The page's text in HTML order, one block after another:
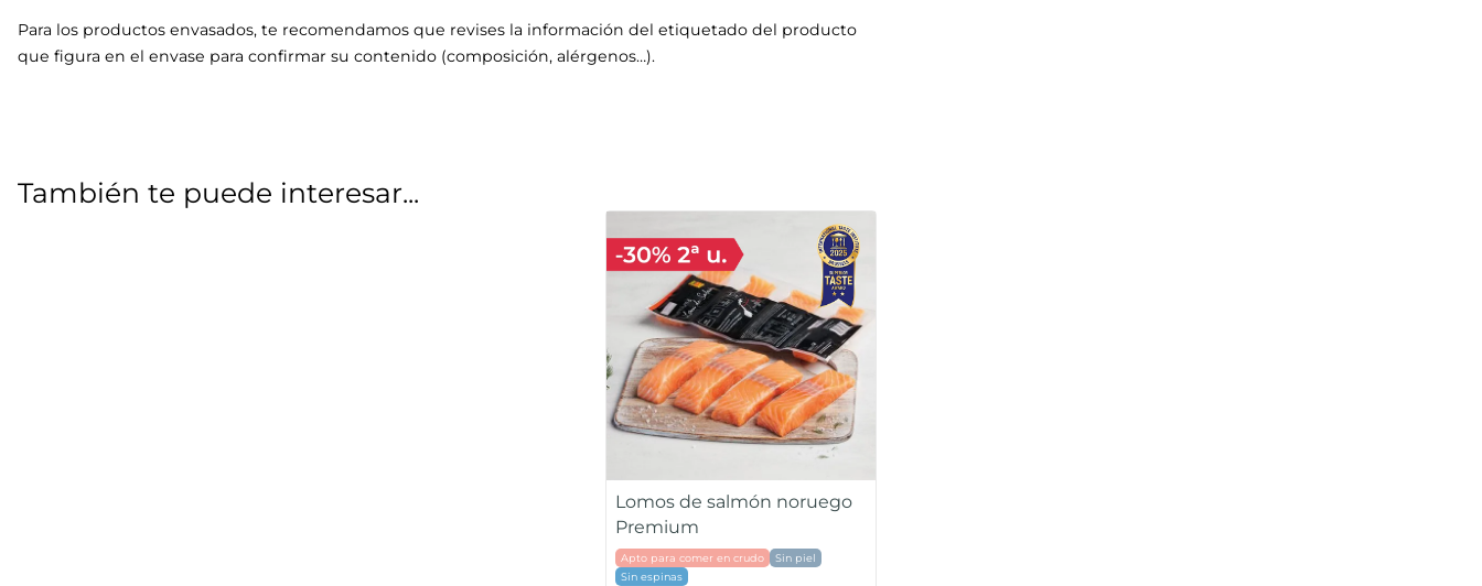
Para los productos envasados, te recomendamos que revises la información del etiquetado del producto
que figura en el envase para confirmar su contenido (composición, alérgenos…).
También te puede interesar...
Lomos de salmón noruego
Premium
Apto para comer en crudo
Sin piel
Sin espinas